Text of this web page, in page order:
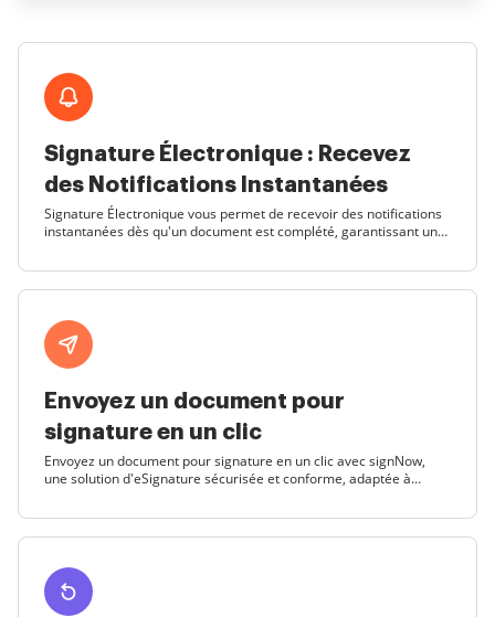
Signature Électronique : Recevez
des Notifications Instantanées
Signature Électronique vous permet de recevoir des notifications
instantanées dès qu'un document est complété, garantissant une
Envoyez un document pour
signature en un clic
Envoyez un document pour signature en un clic avec signNow,
une solution d'eSignature sécurisée et conforme, adaptée à